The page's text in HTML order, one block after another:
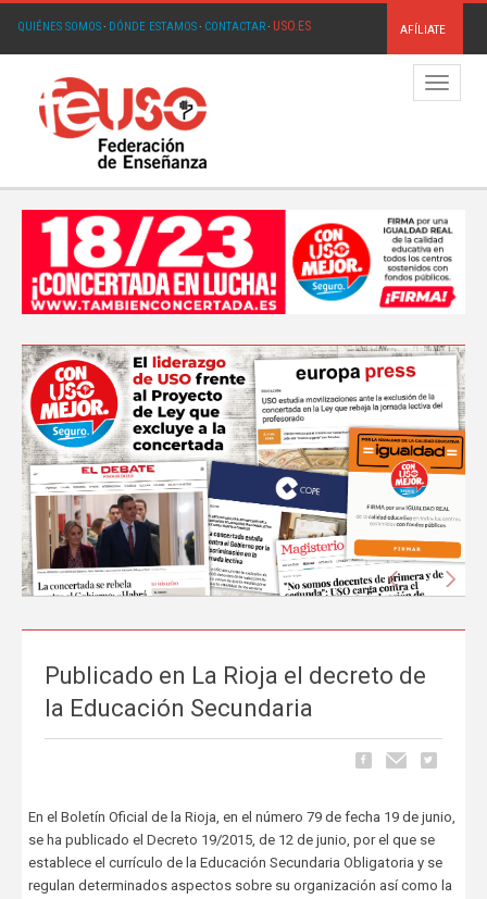
QUIÉNES SOMOS· DÓNDE ESTAMOS· CONTACTAR· USO.ES AFÍLIATE
Menú
La prensa nacional se hace eco del liderazgo
de FEUSO frente al Proyecto de Ley que
excluye a la concertada
La tramitación del Proyecto de Ley de reducción de la jornada
lectiva del profesorado ha comenzado a ocupar espacio en los
principales medios de comunicación nacionales.FEUSO ha sido el
primer sindicato en dar un paso al frente para denunciar...
Anterior
Publicado en La Rioja el decreto de
la Educación Secundaria
En el Boletín Oficial de la Rioja, en el número 79 de fecha 19 de junio,
se ha publicado el Decreto 19/2015, de 12 de junio, por el que se
establece el currículo de la Educación Secundaria Obligatoria y se
regulan determinados aspectos sobre su organización así como la